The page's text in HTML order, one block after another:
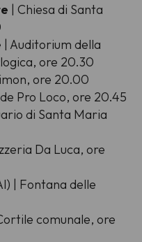
| Chiesa di Santa
| Auditorium della
ore 20.30
ore 20.00
Pro Loco, ore 20.45
di Santa Maria
Da Luca, ore
| Fontana delle
comunale, ore